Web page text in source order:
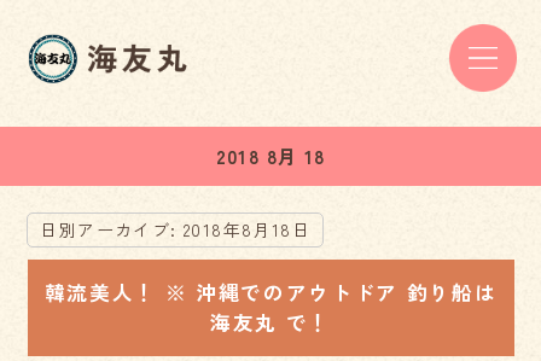
2018 8月 18
日別アーカイブ: 2018年8月18日
韓流美人！ ※ 沖縄でのアウトドア 釣り船は
海友丸 で！